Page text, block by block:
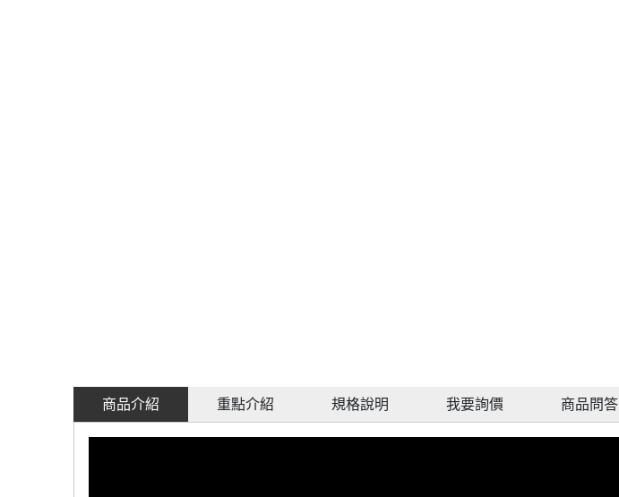
商品介紹 重點介紹 規格說明 我要詢價 商品問答